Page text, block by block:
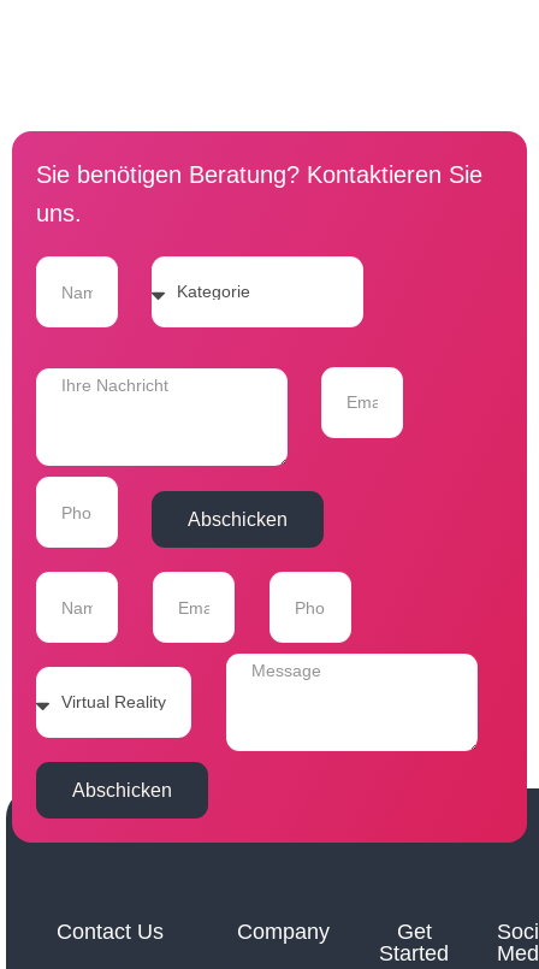
Sie benötigen Beratung? Kontaktieren Sie
uns.
Abschicken
Abschicken
Contact Us Company
Get
Started